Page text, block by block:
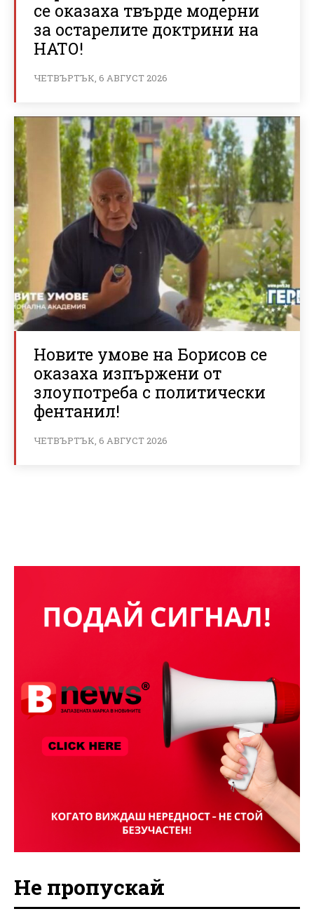
се оказаха твърде модерни
за остарелите доктрини на
НАТО!
ЧЕТВЪРТЪК, 6 АВГУСТ 2026
Новите умове на Борисов се
оказаха изпържени от
злоупотреба с политически
фентанил!
ЧЕТВЪРТЪК, 6 АВГУСТ 2026
Не пропускай